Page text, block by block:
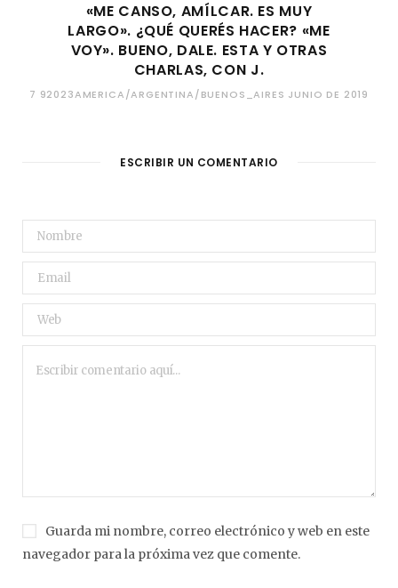
«ME CANSO, AMÍLCAR. ES MUY
LARGO». ¿QUÉ QUERÉS HACER? «ME
VOY». BUENO, DALE. ESTA Y OTRAS
CHARLAS, CON J.
7 92023AMERICA/ARGENTINA/BUENOS_AIRES JUNIO DE 2019
ESCRIBIR UN COMENTARIO
Guarda mi nombre, correo electrónico y web en este
navegador para la próxima vez que comente.